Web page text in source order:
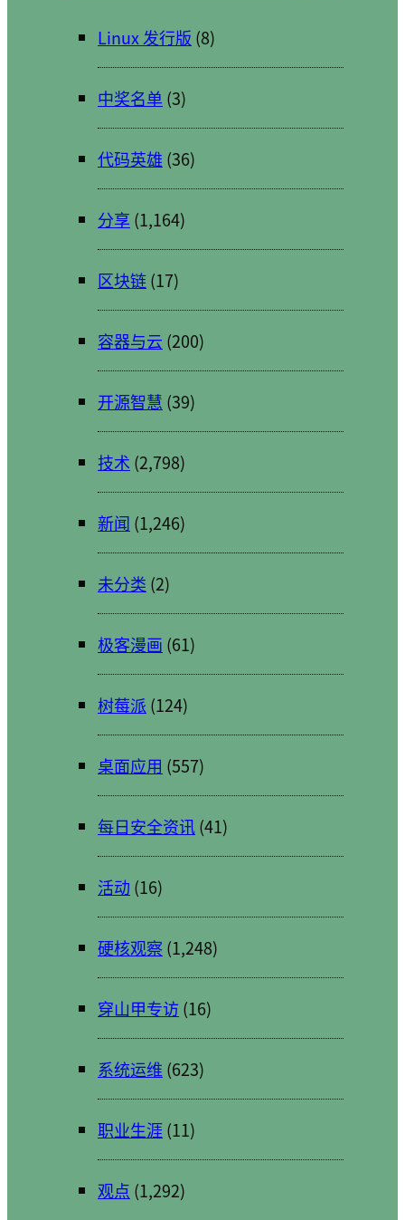
Linux 发行版 (8)
中奖名单 (3)
代码英雄 (36)
分享 (1,164)
区块链(17)
容器与云 (200)
开源智慧 (39)
技术 (2,798)
新闻 (1,246)
未分类 (2)
极客漫画 (61)
树莓派 (124)
桌面应用 (557)
每日安全资讯(41)
活动 (16)
硬核观察 (1,248)
穿山甲专访(16)
系统运维 (623)
职业生涯(11)
观点 (1,292)